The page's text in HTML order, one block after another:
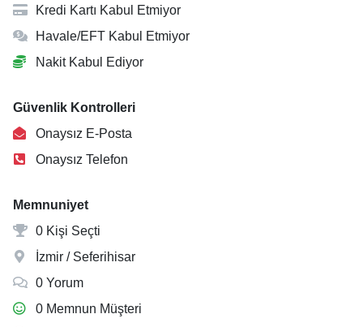
Kredi Kartı Kabul Etmiyor
Havale/EFT Kabul Etmiyor
Nakit Kabul Ediyor
Güvenlik Kontrolleri
Onaysız E-Posta
Onaysız Telefon
Memnuniyet
0 Kişi Seçti
İzmir / Seferihisar
0 Yorum
0 Memnun Müşteri